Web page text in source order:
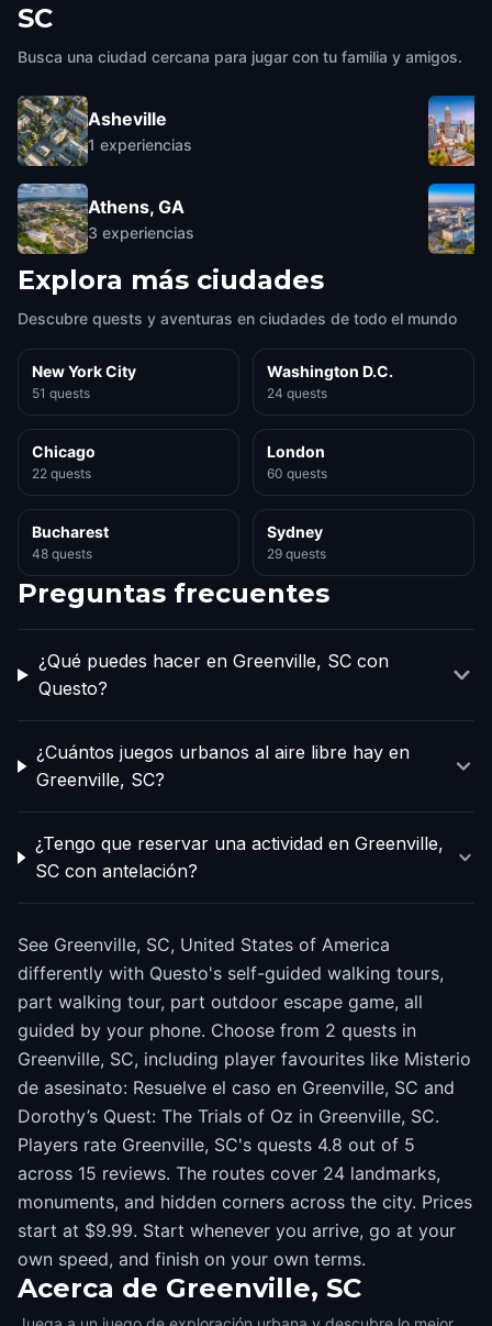
SC
Busca una ciudad cercana para jugar con tu familia y amigos.
Asheville
1 experiencias
Athens, GA
3 experiencias
Explora más ciudades
Descubre quests y aventuras en ciudades de todo el mundo
New York City
51 quests
Washington D.C.
24 quests
Chicago
22 quests
London
60 quests
Bucharest
48 quests
Sydney
29 quests
Preguntas frecuentes
¿Qué puedes hacer en Greenville, SC con
Questo?
¿Cuántos juegos urbanos al aire libre hay en
Greenville, SC?
¿Tengo que reservar una actividad en Greenville,
SC con antelación?
See Greenville, SC, United States of America
differently with Questo's self-guided walking tours,
part walking tour, part outdoor escape game, all
guided by your phone. Choose from 2 quests in
Greenville, SC, including player favourites like Misterio
de asesinato: Resuelve el caso en Greenville, SC and
Dorothy’s Quest: The Trials of Oz in Greenville, SC.
Players rate Greenville, SC's quests 4.8 out of 5
across 15 reviews. The routes cover 24 landmarks,
monuments, and hidden corners across the city. Prices
start at $9.99. Start whenever you arrive, go at your
own speed, and finish on your own terms.
Acerca de Greenville, SC